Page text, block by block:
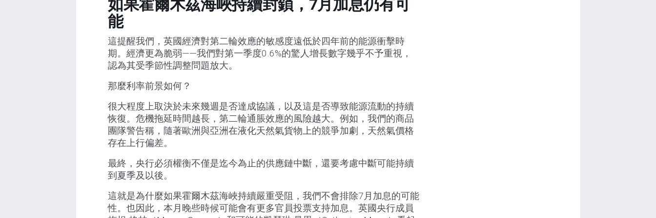
如果霍爾木茲海峽持續封鎖，7月加息仍有可
能
這提醒我們，英國經濟對第二輪效應的敏感度遠低於四年前的能源衝擊時
期。經濟更為脆弱——我們對第一季度0.6%的驚人增長數字幾乎不予重視，
認為其受季節性調整問題放大。
那麼利率前景如何？
很大程度上取決於未來幾週是否達成協議，以及這是否導致能源流動的持續
恢復。危機拖延時間越長，第二輪通脹效應的風險越大。例如，我們的商品
團隊警告稱，隨著歐洲與亞洲在液化天然氣貨物上的競爭加劇，天然氣價格
存在上行偏差。
最終，央行必須權衡不僅是迄今為止的供應鏈中斷，還要考慮中斷可能持續
到夏季及以後。
這就是為什麼如果霍爾木茲海峽持續嚴重受阻，我們不會排除7月加息的可能
性。也因此，本月晚些時候可能會有更多官員投票支持加息。英國央行成員